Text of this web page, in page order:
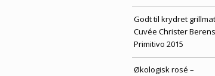
Godt til krydret
Cuvée Christer Berens
Primitivo 2015
Økologisk rosé –